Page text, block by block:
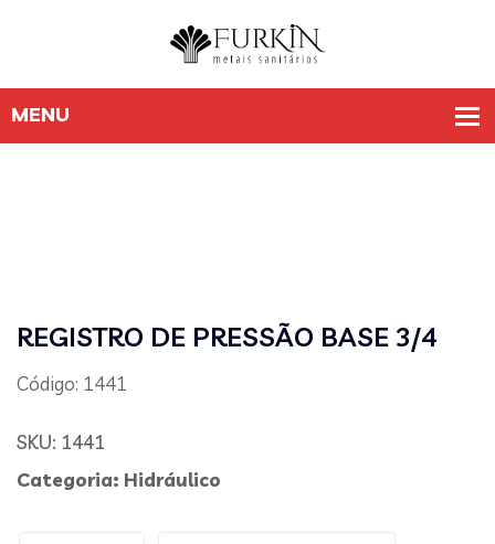
REGISTRO DE PRESSÃO BASE 3/4
Código: 1441
SKU: 1441
Categoria: Hidráulico